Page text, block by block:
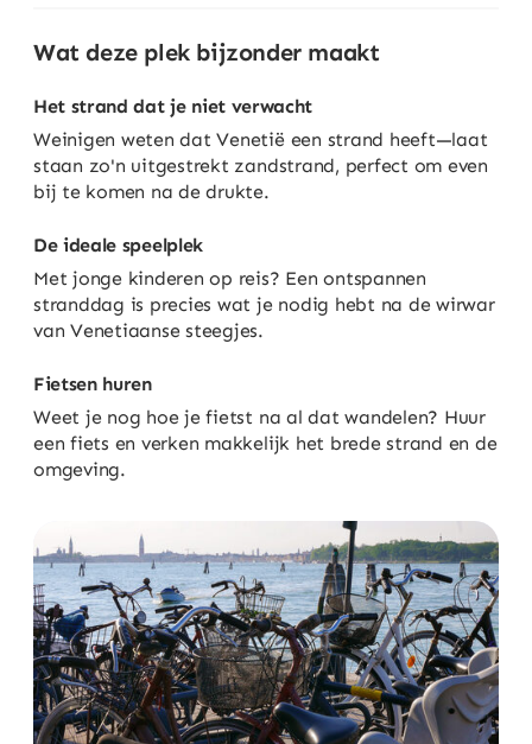
Wat deze plek bijzonder maakt
Het strand dat je niet verwacht
Weinigen weten dat Venetië een strand heeft—laat
staan zo'n uitgestrekt zandstrand, perfect om even
bij te komen na de drukte.
De ideale speelplek
Met jonge kinderen op reis? Een ontspannen
stranddag is precies wat je nodig hebt na de wirwar
van Venetiaanse steegjes.
Fietsen huren
Weet je nog hoe je fietst na al dat wandelen? Huur
een fiets en verken makkelijk het brede strand en de
omgeving.